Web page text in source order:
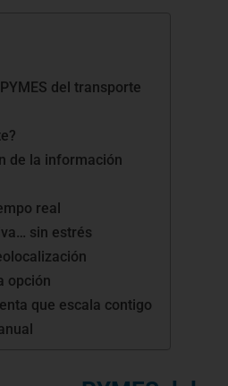
del transporte
de la información
real
sin estrés
opción
que escala contigo